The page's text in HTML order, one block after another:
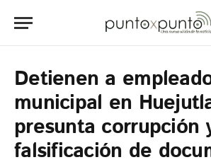
Detienen a
municipal en
presunta corrupción
falsificación de